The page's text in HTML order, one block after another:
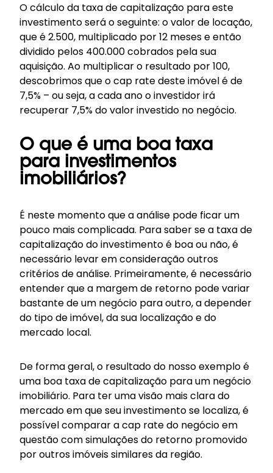
O cálculo da taxa de capitalização para este
investimento será o seguinte: o valor de locação,
que é 2.500, multiplicado por 12 meses e então
dividido pelos 400.000 cobrados pela sua
aquisição. Ao multiplicar o resultado por 100,
descobrimos que o cap rate deste imóvel é de
7,5% – ou seja, a cada ano o investidor irá
recuperar 7,5% do valor investido no negócio.
O que é uma boa taxa
para investimentos
imobiliários?
É neste momento que a análise pode ficar um
pouco mais complicada. Para saber se a taxa de
capitalização do investimento é boa ou não, é
necessário levar em consideração outros
critérios de análise. Primeiramente, é necessário
entender que a margem de retorno pode variar
bastante de um negócio para outro, a depender
do tipo de imóvel, da sua localização e do
mercado local.
De forma geral, o resultado do nosso exemplo é
uma boa taxa de capitalização para um negócio
imobiliário. Para ter uma visão mais clara do
mercado em que seu investimento se localiza, é
possível comparar a cap rate do negócio em
questão com simulações do retorno promovido
por outros imóveis similares da região.